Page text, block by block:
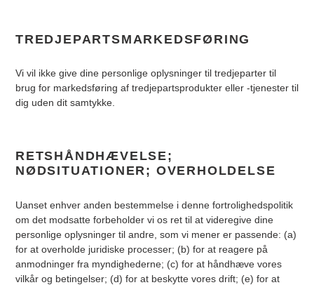
TREDJEPARTSMARKEDSFØRING
Vi vil ikke give dine personlige oplysninger til tredjeparter til
brug for markedsføring af tredjepartsprodukter eller -tjenester til
dig uden dit samtykke.
RETSHÅNDHÆVELSE;
NØDSITUATIONER; OVERHOLDELSE
Uanset enhver anden bestemmelse i denne fortrolighedspolitik
om det modsatte forbeholder vi os ret til at videregive dine
personlige oplysninger til andre, som vi mener er passende: (a)
for at overholde juridiske processer; (b) for at reagere på
anmodninger fra myndighederne; (c) for at håndhæve vores
vilkår og betingelser; (d) for at beskytte vores drift; (e) for at